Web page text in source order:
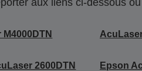
2600DTN Epson